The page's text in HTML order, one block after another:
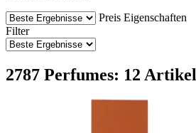
Preis Eigenschaften
Filter
2787 Perfumes: 12 Artikel